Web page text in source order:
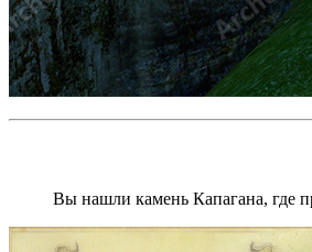
Вы нашли камень Капагана, где